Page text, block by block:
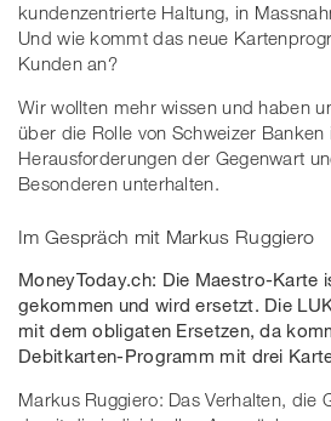
kundenzentrierte Haltung, in
Und wie kommt das neue
Kunden an?
Wir wollten mehr wissen und haben
über die Rolle von Schweizer
Herausforderungen der Gegenwart
Besonderen unterhalten.
Im Gespräch mit Markus Ruggiero
MoneyToday.ch: Die Maestro-Karte
gekommen und wird ersetzt. Die
mit dem obligaten Ersetzen, da
Debitkarten-Programm mit drei
Markus Ruggiero: Das Verhalten, die